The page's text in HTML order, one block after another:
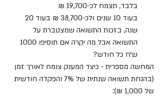
בלבד, תצמח לכ-19,700 ₪
שנה, בזכות התשואה שמצטברת על
ש״ח כל חודש?
המחשה מספרית - כיצד המענק צומח לאורך זמן
(בהנחת תשואה שנתית של 7% והפקדה חודשית
של 1,000 ₪):